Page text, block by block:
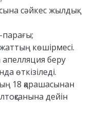
сәйкес жылдық
парағы;
көшірмесі.
беру
өткізіледі.
18 қарашасынан
дейін